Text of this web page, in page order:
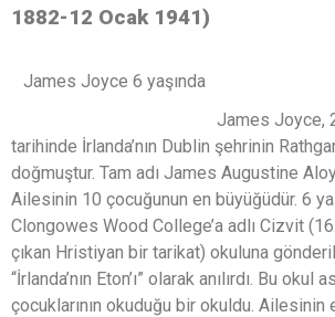
1882-12 Ocak 1941)
James Joyce 6 yaşında
James Joyce,
tarihinde İrlanda’nın Dublin şehrinin
doğmuştur. Tam adı James Augustine
Ailesinin 10 çocuğunun en büyüğüdür. 6
Clongowes Wood College’a adlı Cizvit
çıkan Hristiyan bir tarikat) okuluna
“İrlanda’nın Eton’ı” olarak anılırdı. Bu okul
çocuklarının okuduğu bir okuldu. Ailesinin